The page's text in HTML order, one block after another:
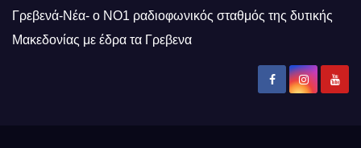
Γρεβενά-Νέα- ο ΝΟ1 ραδιοφωνικός σταθμός της δυτικής
Μακεδονίας με έδρα τα Γρεβενα